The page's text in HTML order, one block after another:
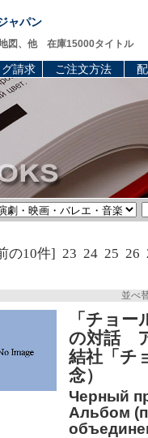
ャパン
図、他 在庫15000タイトル
請求 ご注文方法
の10件] 23 24 25 26
並べ
「チョ
の対話
結社「チ
念）
Черный
Альбом